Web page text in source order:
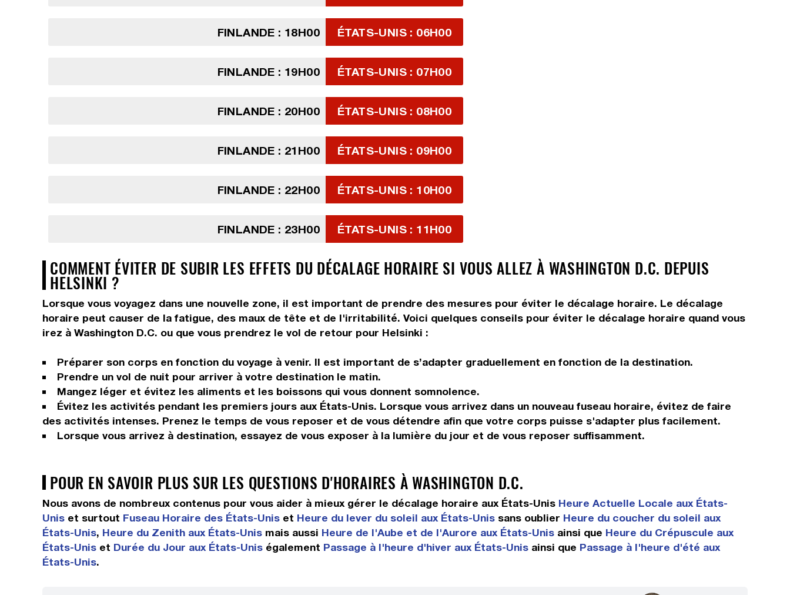
FINLANDE : 18H00 ÉTATS-UNIS : 06H00
FINLANDE : 19H00 ÉTATS-UNIS : 07H00
FINLANDE : 20H00 ÉTATS-UNIS : 08H00
FINLANDE : 21H00 ÉTATS-UNIS : 09H00
FINLANDE : 22H00 ÉTATS-UNIS : 10H00
FINLANDE : 23H00 ÉTATS-UNIS : 11H00
COMMENT ÉVITER DE SUBIR LES EFFETS DU DÉCALAGE HORAIRE SI VOUS ALLEZ À WASHINGTON D.C. DEPUIS
HELSINKI ?
Lorsque vous voyagez dans une nouvelle zone, il est important de prendre des mesures pour éviter le décalage horaire. Le décalage
horaire peut causer de la fatigue, des maux de tête et de l'irritabilité. Voici quelques conseils pour éviter le décalage horaire quand vous
irez à Washington D.C. ou que vous prendrez le vol de retour pour Helsinki :
Préparer son corps en fonction du voyage à venir. Il est important de s’adapter graduellement en fonction de la destination.
Prendre un vol de nuit pour arriver à votre destination le matin.
Mangez léger et évitez les aliments et les boissons qui vous donnent somnolence.
Évitez les activités pendant les premiers jours aux États-Unis. Lorsque vous arrivez dans un nouveau fuseau horaire, évitez de faire
des activités intenses. Prenez le temps de vous reposer et de vous détendre afin que votre corps puisse s'adapter plus facilement.
Lorsque vous arrivez à destination, essayez de vous exposer à la lumière du jour et de vous reposer suffisamment.
POUR EN SAVOIR PLUS SUR LES QUESTIONS D'HORAIRES À WASHINGTON D.C.
Nous avons de nombreux contenus pour vous aider à mieux gérer le décalage horaire aux États-Unis Heure Actuelle Locale aux États-
Unis et surtout Fuseau Horaire des États-Unis et Heure du lever du soleil aux États-Unis sans oublier Heure du coucher du soleil aux
États-Unis, Heure du Zenith aux États-Unis mais aussi Heure de l'Aube et de l'Aurore aux États-Unis ainsi que Heure du Crépuscule aux
États-Unis et Durée du Jour aux États-Unis également Passage à l'heure d'hiver aux États-Unis ainsi que Passage à l'heure d'été aux
États-Unis.